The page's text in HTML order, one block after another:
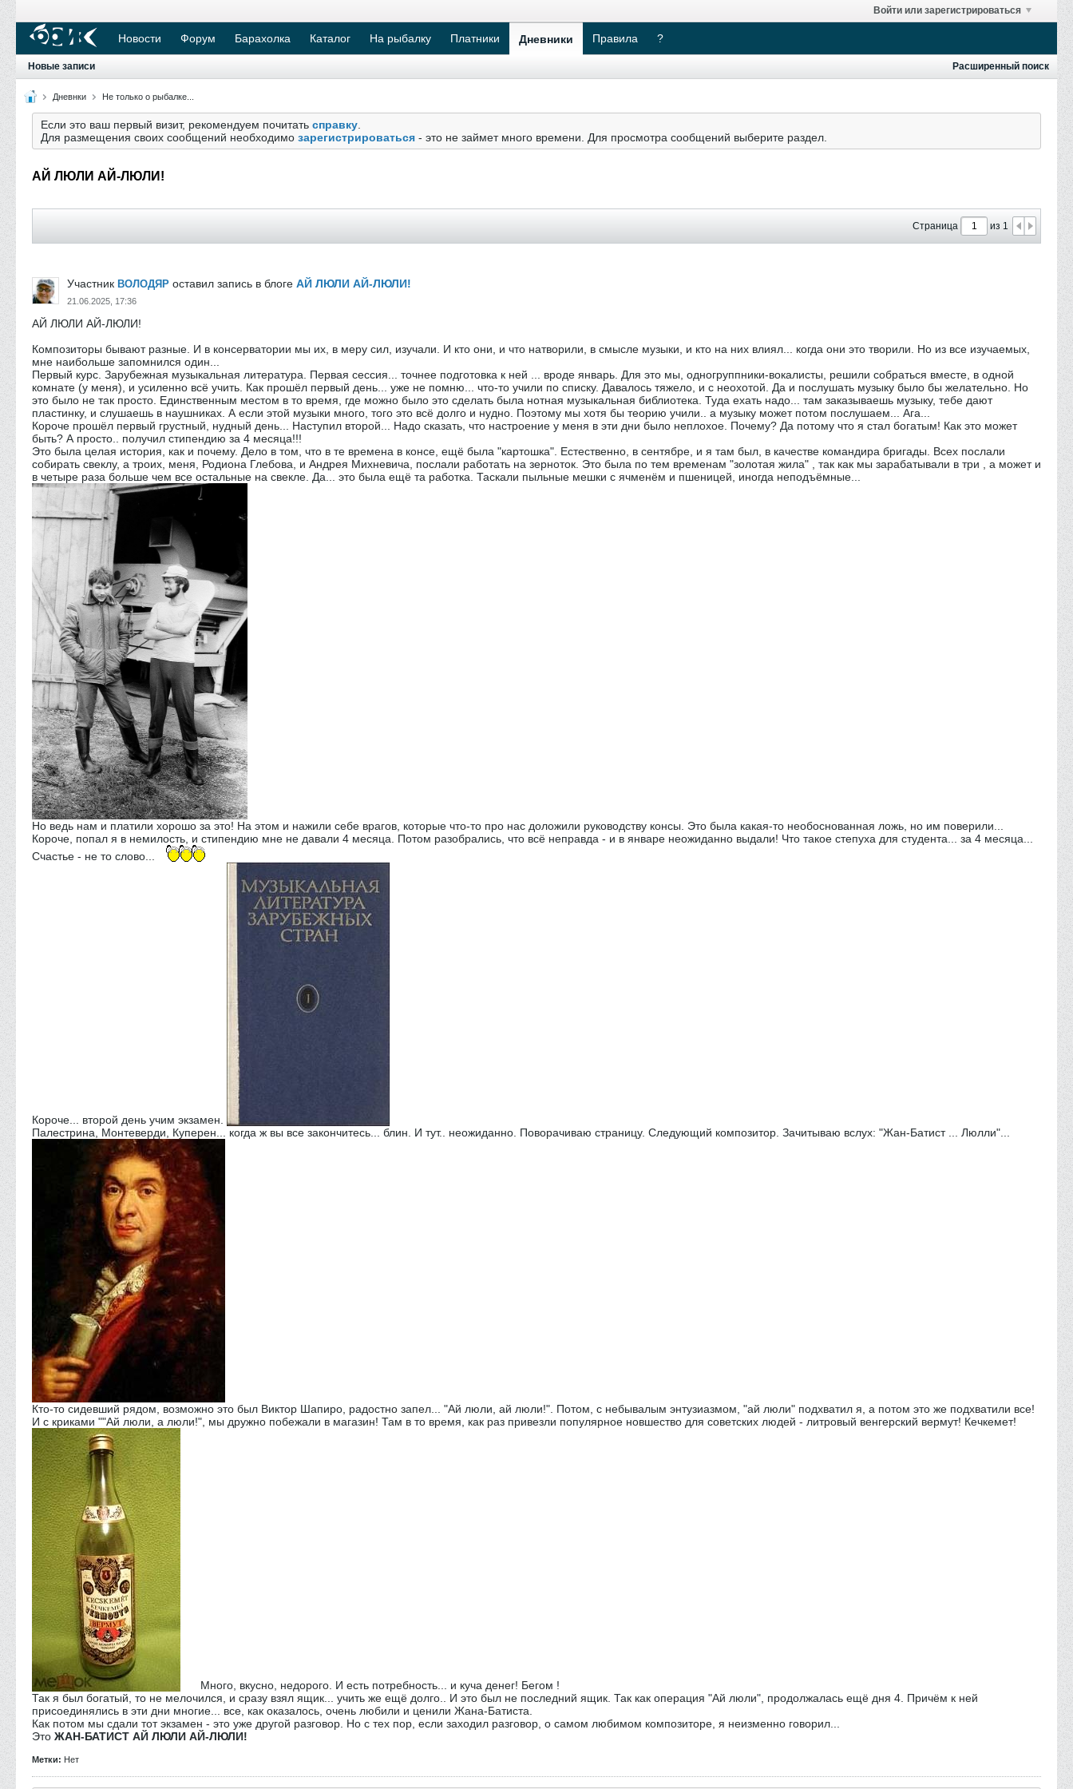
Войти или зарегистрироваться
Новости Форум Барахолка Каталог На рыбалку Платники Дневники Правила ?
Новые записи Расширенный поиск
Дневнки Не только о рыбалке...
Если это ваш первый визит, рекомендуем почитать справку
Для размещения своих сообщений необходимо зарегистрироваться - это не займет много времени. Для просмотра сообщений выберите раздел.
АЙ ЛЮЛИ АЙ-ЛЮЛИ!
Страница из 1
Участник ВОЛОДЯР оставил запись в блоге АЙ ЛЮЛИ АЙ-ЛЮЛИ!
21.06.2025, 17:36
АЙ ЛЮЛИ АЙ-ЛЮЛИ!
Композиторы бывают разные. И в консерватории мы их, в меру сил, изучали. И кто они, и что натворили, в смысле музыки, и кто на них влиял... когда они это творили. Но из все изучаемых,
мне наибольше запомнился один...
Первый курс. Зарубежная музыкальная литература. Первая сессия... точнее подготовка к ней ... вроде январь. Для это мы, одногруппники-вокалисты, решили собраться вместе, в одной
комнате (у меня), и усиленно всё учить. Как прошёл первый день... уже не помню... что-то учили по списку. Давалось тяжело, и с неохотой. Да и послушать музыку было бы желательно. Но
это было не так просто. Единственным местом в то время, где можно было это сделать была нотная музыкальная библиотека. Туда ехать надо... там заказываешь музыку, тебе дают
пластинку, и слушаешь в наушниках. А если этой музыки много, того это всё долго и нудно. Поэтому мы хотя бы теорию учили.. а музыку может потом послушаем... Ага...
Короче прошёл первый грустный, нудный день... Наступил второй... Надо сказать, что настроение у меня в эти дни было неплохое. Почему? Да потому что я стал богатым! Как это может
быть? А просто.. получил стипендию за 4 месяца!!!
Это была целая история, как и почему. Дело в том, что в те времена в консе, ещё была "картошка". Естественно, в сентябре, и я там был, в качестве командира бригады. Всех послали
собирать свеклу, а троих, меня, Родиона Глебова, и Андрея Михневича, послали работать на зерноток. Это была по тем временам "золотая жила" , так как мы зарабатывали в три , а может и
в четыре раза больше чем все остальные на свекле. Да... это была ещё та работка. Таскали пыльные мешки с ячменём и пшеницей, иногда неподъёмные...
Но ведь нам и платили хорошо за это! На этом и нажили себе врагов, которые что-то про нас доложили руководству консы. Это была какая-то необоснованная ложь, но им поверили...
Короче, попал я в немилость, и стипендию мне не давали 4 месяца. Потом разобрались, что всё неправда - и в январе неожиданно выдали! Что такое степуха для студента... за 4 месяца...
Счастье - не то слово...
Короче... второй день учим экзамен.
Палестрина, Монтеверди, Куперен... когда ж вы все закончитесь... блин. И тут.. неожиданно. Поворачиваю страницу. Следующий композитор. Зачитываю вслух: "Жан-Батист ... Люлли"...
Кто-то сидевший рядом, возможно это был Виктор Шапиро, радостно запел... "Ай люли, ай люли!". Потом, с небывалым энтузиазмом, "ай люли" подхватил я, а потом это же подхватили все!
И с криками ""Ай люли, а люли!", мы дружно побежали в магазин! Там в то время, как раз привезли популярное новшество для советских людей - литровый венгерский вермут! Кечкемет!
​ Много, вкусно, недорого. И есть потребность... и куча денег! Бегом !
Так я был богатый, то не мелочился, и сразу взял ящик... учить же ещё долго.. И это был не последний ящик. Так как операция "Ай люли", продолжалась ещё дня 4. Причём к ней
присоединялись в эти дни многие... все, как оказалось, очень любили и ценили Жана-Батиста.
Как потом мы сдали тот экзамен - это уже другой разговор. Но с тех пор, если заходил разговор, о самом любимом композиторе, я неизменно говорил...
Это ЖАН-БАТИСТ АЙ ЛЮЛИ АЙ-ЛЮЛИ!
Метки: Нет